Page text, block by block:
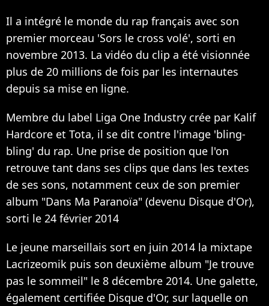
Il a intégré le monde du rap français avec son
premier morceau 'Sors le cross volé', sorti en
novembre 2013. La vidéo du clip a été visionnée
plus de 20 millions de fois par les internautes
depuis sa mise en ligne.
Membre du label Liga One Industry crée par Kalif
Hardcore et Tota, il se dit contre l'image 'bling-
bling' du rap. Une prise de position que l'on
retrouve tant dans ses clips que dans les textes
de ses sons, notamment ceux de son premier
album "Dans Ma Paranoïa" (devenu Disque d'Or),
sorti le 24 février 2014
Le jeune marseillais sort en juin 2014 la mixtape
Lacrizeomik puis son deuxième album "Je trouve
pas le sommeil" le 8 décembre 2014. Une galette,
également certifiée Disque d'Or, sur laquelle on